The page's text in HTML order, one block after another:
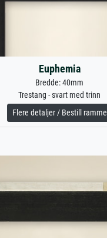
Euphemia
Bredde: 40mm
Trestang - svart med trinn
Flere detaljer / Bestill ramme